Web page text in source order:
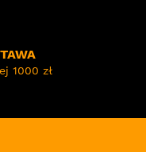
1000 zł